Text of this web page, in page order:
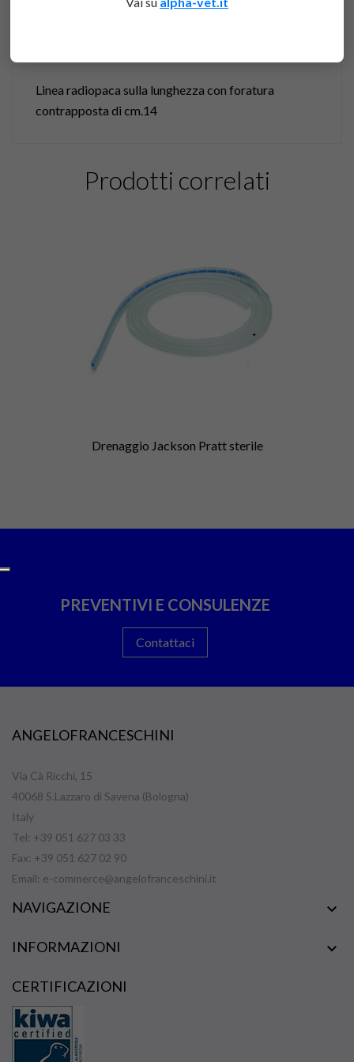
Linea radiopaca sulla lunghezza con foratura
contrapposta di cm.14
Prodotti correlati
Drenaggio Jackson Pratt sterile
PREVENTIVI E CONSULENZE
Contattaci
ANGELOFRANCESCHINI
Via Cà Ricchi, 15
40068 S.Lazzaro di Savena (Bologna)
Italy
Tel: +39 051 627 03 33
Fax: +39 051 627 02 90
Email: e-commerce@angelofranceschini.it
NAVIGAZIONE 
INFORMAZIONI 
CERTIFICAZIONI